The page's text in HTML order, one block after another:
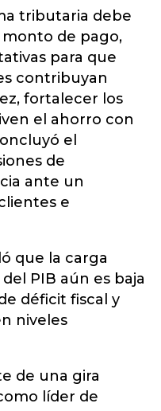
tributaria debe
de pago,
para que
contribuyan
fortalecer los
el ahorro con
el
de
ante un
e
que la carga
PIB aún es baja
déficit fiscal y
niveles
de una gira
líder de